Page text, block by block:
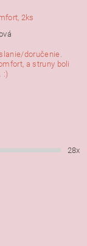
2ks
doručenie.
a struny boli
:)
28x